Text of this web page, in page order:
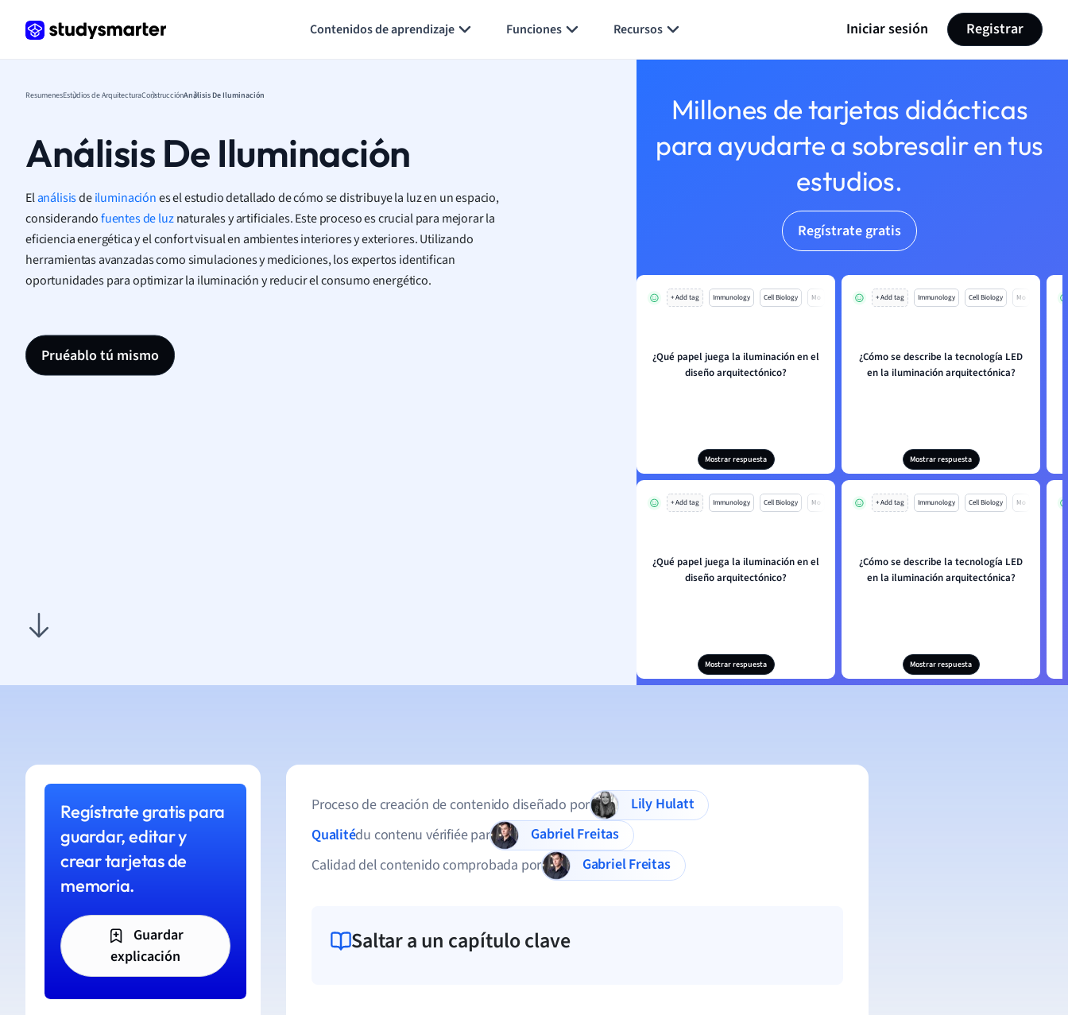
Contenidos de aprendizaje Funciones Recursos Iniciar sesión Registrar
ResumenesEstudios de ArquitecturaConstrucciónAnálisis De Iluminación
Análisis De Iluminación
Elanálisisdeiluminaciónes el estudio detallado de cómo se distribuye la luz en un espacio,
considerandofuentes de luznaturales y artificiales. Este proceso es crucial para mejorar la
eficiencia energética y el confort visual en ambientes interiores y exteriores. Utilizando
herramientas avanzadas como simulaciones y mediciones, los expertos identifican
oportunidades para optimizar la iluminación y reducir el consumo energético.
Pruéablo tú mismo
Millones de tarjetas didácticas
para ayudarte a sobresalir en tus
estudios.
Regístrate gratis
+ Add tag Immunology Cell Biology Mo
¿Qué papel juega la iluminación en el
diseño arquitectónico?
Mostrar respuesta
+ Add tag Immunology Cell Biology Mo
¿Cómo se describe la tecnología LED
en la iluminación arquitectónica?
Mostrar respuesta
+ Add tag Immunology Cell Biology Mo
¿Qué papel juega la iluminación en el
diseño arquitectónico?
Mostrar respuesta
+ Add tag Immunology Cell Biology Mo
¿Cómo se describe la tecnología LED
en la iluminación arquitectónica?
Mostrar respuesta
Regístrate gratis para
guardar, editar y
crear tarjetas de
memoria.
Guardar
explicación
Proceso de creación de contenido diseñado por
Lily Hulatt
Qualitédu contenu vérifiée par
Gabriel Freitas
Calidad del contenido comprobada por
Gabriel Freitas
Saltar a un capítulo clave